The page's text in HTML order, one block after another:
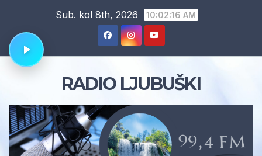
content
Sub. kol 8th, 2026 10:02:17 AM
RADIO LJUBUŠKI